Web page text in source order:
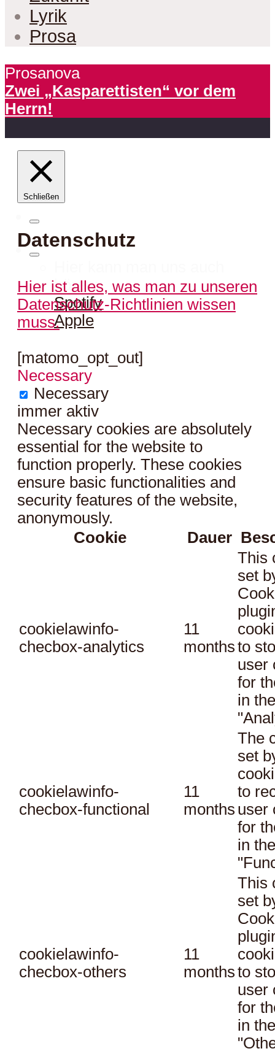
Lyrik
Prosa
Prosanova
Zwei „Kasparettisten“ vor dem
Herrn!
hören:
Spotify
Apple
Schließen
Datenschutz
Hier ist alles, was man zu unseren
Datenschutz-Richtlinien wissen
muss.
[matomo_opt_out]
Necessary
Necessary
immer aktiv
Necessary cookies are absolutely
essential for the website to
function properly. These cookies
ensure basic functionalities and
security features of the website,
anonymously.
Cookie
Dauer
cookielawinfo-
checbox-analytics
11
months
This
set
to
user
for
in
cookielawinfo-
checbox-functional
11
months
The
set
to
user
for
in
cookielawinfo-
checbox-others
11
months
This
set
to
user
for
in